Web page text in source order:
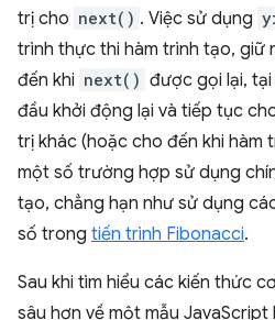
trị cho next() . Việc sử dụng
trình thực thi hàm trình tạo, giữ
đến khi next() được gọi lại,
đầu khởi động lại và tiếp tục
trị khác (hoặc cho đến khi hàm
một số trường hợp sử dụng
tạo, chẳng hạn như sử dụng
số trong tiến trình Fibonacci.
Sau khi tìm hiểu các kiến thức
sâu hơn về một mẫu